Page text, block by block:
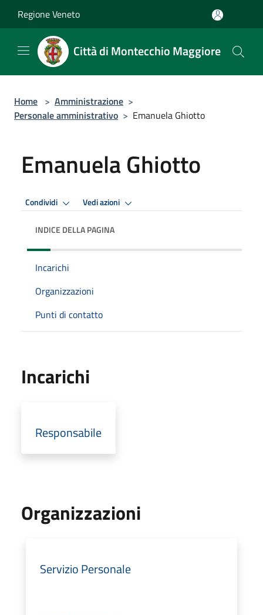
Regione Veneto
Città di Montecchio Maggiore
Home > Amministrazione >
Personale amministrativo > Emanuela Ghiotto
Emanuela Ghiotto
Condividi Vedi azioni
INDICE DELLA PAGINA
Incarichi
Organizzazioni
Punti di contatto
Incarichi
Responsabile
Organizzazioni
Servizio Personale